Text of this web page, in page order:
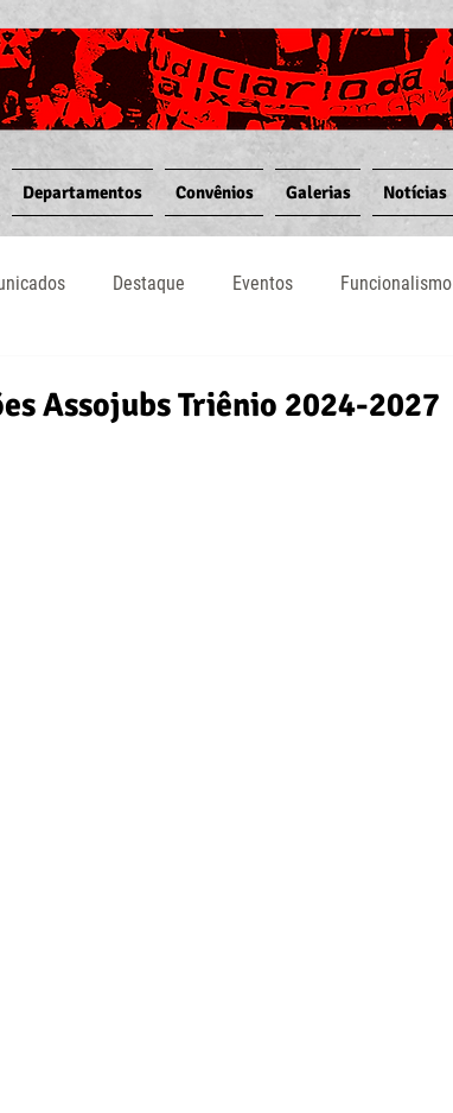
Departamentos Convênios Galerias Notícias
Destaque Eventos Funcionalismo
Assojubs Triênio 2024-2027